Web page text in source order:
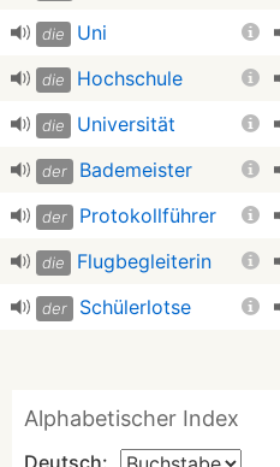
die Uni
die Hochschule
die Universität
der Bademeister
der Protokollführer
die Flugbegleiterin
der Schülerlotse
Alphabetischer Index
Deutsch: